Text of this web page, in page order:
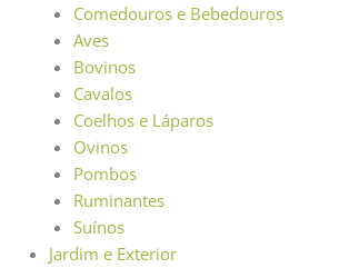
Comedouros e Bebedouros
Aves
Bovinos
Cavalos
Coelhos e Láparos
Ovinos
Pombos
Ruminantes
Suínos
Jardim e Exterior